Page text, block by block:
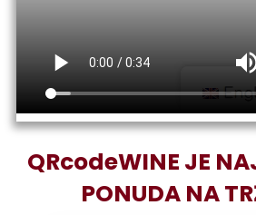
QRcodeWINE JE
PONUDA NA